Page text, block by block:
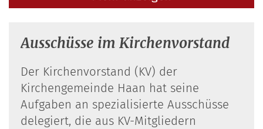
Ausschüsse im Kirchenvorstand
Der Kirchenvorstand (KV) der
Kirchengemeinde Haan hat seine
Aufgaben an spezialisierte Ausschüsse
delegiert, die aus KV-Mitgliedern